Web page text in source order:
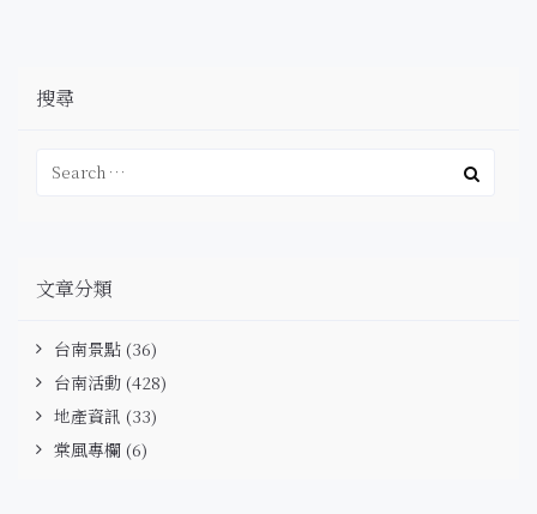
搜尋
文章分類
台南景點 (36)
台南活動 (428)
地產資訊 (33)
棠風專欄 (6)